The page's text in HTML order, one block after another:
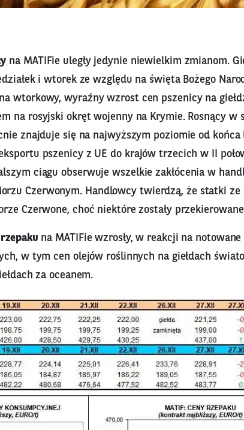
na MATIFie uległy jedynie niewielkim zmianom.
i wtorek ze względu na święta Bożego
wtorkowy, wyraźny wzrost cen pszenicy na
na rosyjski okręt wojenny na Krymie. Rosnący w
znajduje się na najwyższym poziomie od końca
pszenicy z UE do krajów trzecich w II
ciągu obserwuje wszelkie zakłócenia w
Czerwonym. Handlowcy twierdzą, że statki ze
Czerwone, choć niektóre zostały
na MATIFie wzrosły, w reakcji na
w tym cen olejów roślinnych na giełdach
za oceanem.